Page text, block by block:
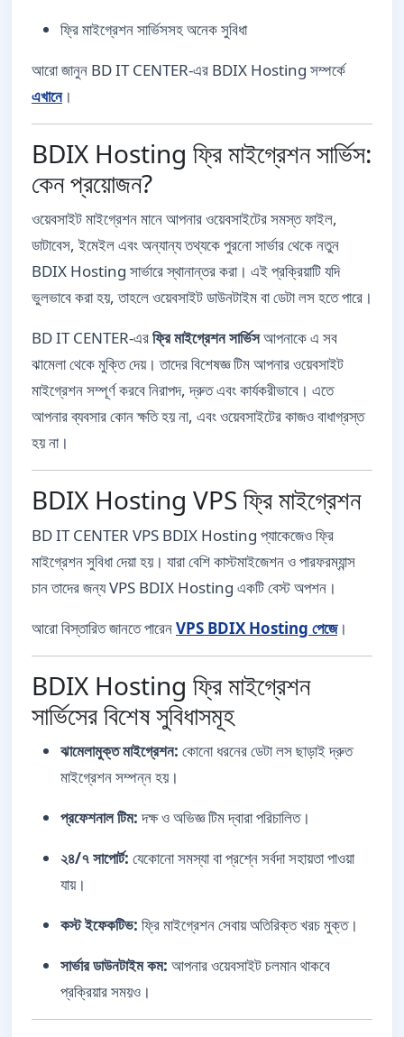
ফ্রি মাইগ্রেশন সার্ভিসসহ অনেক সুবিধা
আরো জানুন BD IT CENTER-এর BDIX Hosting সম্পর্কে
এখানে।
BDIX Hosting ফ্রি মাইগ্রেশন সার্ভিস:
কেন প্রয়োজন?
ওয়েবসাইট মাইগ্রেশন মানে আপনার ওয়েবসাইটের সমস্ত ফাইল,
ডাটাবেস, ইমেইল এবং অন্যান্য তথ্যকে পুরনো সার্ভার থেকে নতুন
BDIX Hosting সার্ভারে স্থানান্তর করা। এই প্রক্রিয়াটি যদি
ভুলভাবে করা হয়, তাহলে ওয়েবসাইট ডাউনটাইম বা ডেটা লস হতে পারে।
BD IT CENTER-এরফ্রি মাইগ্রেশন সার্ভিসআপনাকে এ সব
ঝামেলা থেকে মুক্তি দেয়। তাদের বিশেষজ্ঞ টিম আপনার ওয়েবসাইট
মাইগ্রেশন সম্পূর্ণ করবে নিরাপদ, দ্রুত এবং কার্যকরীভাবে। এতে
আপনার ব্যবসার কোন ক্ষতি হয় না, এবং ওয়েবসাইটের কাজও বাধাগ্রস্ত
হয় না।
BDIX Hosting VPS ফ্রি মাইগ্রেশন
BD IT CENTER VPS BDIX Hosting প্যাকেজেও ফ্রি
মাইগ্রেশন সুবিধা দেয়া হয়। যারা বেশি কাস্টমাইজেশন ও পারফরম্যান্স
চান তাদের জন্য VPS BDIX Hosting একটি বেস্ট অপশন।
আরো বিস্তারিত জানতে পারেনVPS BDIX Hosting পেজে।
BDIX Hosting ফ্রি মাইগ্রেশন
সার্ভিসের বিশেষ সুবিধাসমূহ
ঝামেলামুক্ত মাইগ্রেশন: কোনো ধরনের ডেটা লস ছাড়াই দ্রুত
মাইগ্রেশন সম্পন্ন হয়।
প্রফেশনাল টিম:দক্ষ ও অভিজ্ঞ টিম দ্বারা পরিচালিত।
২৪/৭ সাপোর্ট: যেকোনো সমস্যা বা প্রশ্নে সর্বদা সহায়তা পাওয়া
যায়।
কস্ট ইফেকটিভ: ফ্রি মাইগ্রেশন সেবায় অতিরিক্ত খরচ মুক্ত।
সার্ভার ডাউনটাইম কম: আপনার ওয়েবসাইট চলমান থাকবে
প্রক্রিয়ার সময়ও।